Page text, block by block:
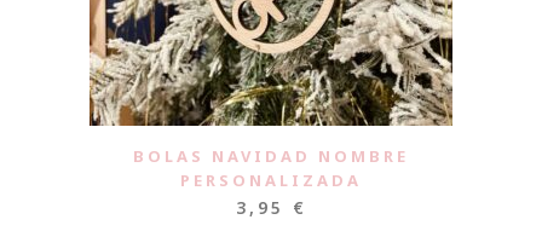
BOLAS NAVIDAD NOMBRE
PERSONALIZADA
3,95 €